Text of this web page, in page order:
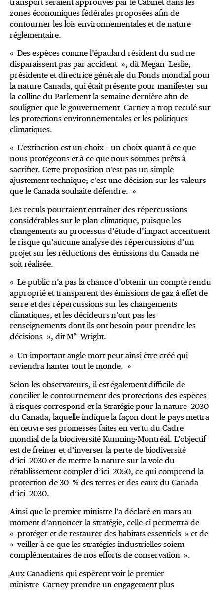
transport seraient approuvés par le Cabinet dans les
zones économiques fédérales proposées afin de
contourner les lois environnementales et de nature
réglementaire.
« Des espèces comme l’épaulard résident du sud ne
disparaissent pas par accident », dit Megan Leslie,
présidente et directrice générale du Fonds mondial pour
la nature Canada, qui était présente pour manifester sur
la colline du Parlement la semaine dernière afin de
souligner que le gouvernement Carney a trop reculé sur
les protections environnementales et les politiques
climatiques.
« L’extinction est un choix – un choix quant à ce que
nous protégeons et à ce que nous sommes prêts à
sacrifier. Cette proposition n’est pas un simple
ajustement technique; c’est une décision sur les valeurs
que le Canada souhaite défendre. »
Les reculs pourraient entraîner des répercussions
considérables sur le plan climatique, puisque les
changements au processus d’étude d’impact accentuent
le risque qu’aucune analyse des répercussions d’un
projet sur les réductions des émissions du Canada ne
soit réalisée.
« Le public n’a pas la chance d’obtenir un compte rendu
approprié et transparent des émissions de gaz à effet de
serre et des répercussions sur les changements
climatiques, et les décideurs n’ont pas les
renseignements dont ils ont besoin pour prendre les
décisions », dit Me Wright.
« Un important angle mort peut ainsi être créé qui
reviendra hanter tout le monde. »
Selon les observateurs, il est également difficile de
concilier le contournement des protections des espèces
à risques correspond et la Stratégie pour la nature 2030
du Canada, laquelle indique la façon dont le pays mettra
en œuvre ses promesses faites en vertu du Cadre
mondial de la biodiversité Kunming-Montréal. L’objectif
est de freiner et d’inverser la perte de biodiversité
d’ici 2030 et de mettre la nature sur la voie du
rétablissement complet d’ici 2050, ce qui comprend la
protection de 30 % des terres et des eaux du Canada
d’ici 2030.
Ainsi que le premier ministre l’a déclaré en mars au
moment d’annoncer la stratégie, celle-ci permettra de
« protéger et de restaurer des habitats essentiels » et de
« veiller à ce que les stratégies industrielles soient
complémentaires de nos efforts de conservation ».
Aux Canadiens qui espèrent voir le premier
ministre Carney prendre un engagement plus